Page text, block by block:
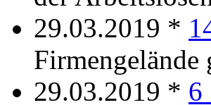
29.03.2019 *
Firmengelände
29.03.2019 * 6